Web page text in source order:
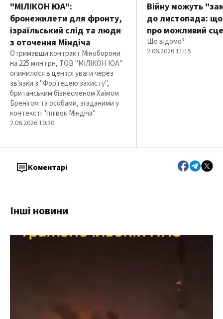
"МІЛІКОН ЮА":
бронежилети для фронту,
ізраїльський слід та люди
з оточення Міндіча
Отримавши контракт Міноборони
на 225 млн грн, ТОВ "МІЛІКОН ЮА"
опинилося в центрі уваги через
зв'язки з "Фортецею захисту",
британським бізнесменом Хаїмом
Бренігом та особами, згаданими у
контексті "плівок Міндіча"
2.06.2026 10:30
Війну можуть
до листопада:
про можливий
Що відомо?
2.06.2026 11:15
Коментарі
Інші новини